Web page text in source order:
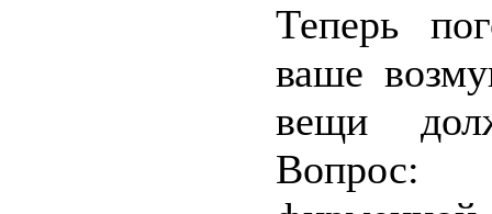
Теперь
ваше
вещи
Вопрос: